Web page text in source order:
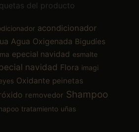
del producto
acondicionador
Agua Oxigenada Bigudíes
epecial navidad esmalte
navidad Flora imagi
Oxidante peinetas
removedor Shampoo
tratamiento uñas